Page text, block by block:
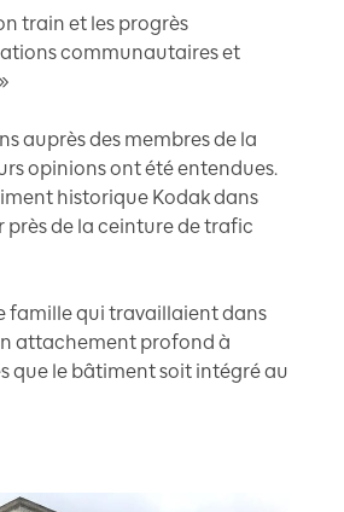
train et les progrès
communautaires et
auprès des membres de la
opinions ont été entendues.
historique Kodak dans
près de la ceinture de trafic
famille qui travaillaient dans
attachement profond à
que le bâtiment soit intégré au